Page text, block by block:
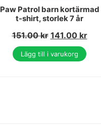
Paw Patrol barn kortärmad
t-shirt, storlek 7 år
151.00kr 141.00 kr
Lägg till i varukorg